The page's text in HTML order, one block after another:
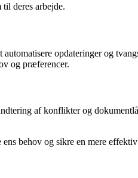
deres arbejde.
opdateringer og
og præferencer.
af konflikter og
behov og sikre en mere